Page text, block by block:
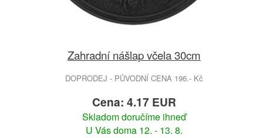
Zahradní nášlap včela 30cm
DOPRODEJ - PŮVODNÍ CENA 196.- Kč
Cena: 4.17 EUR
Skladom doručíme ihneď
U Vás doma 12. - 13. 8.